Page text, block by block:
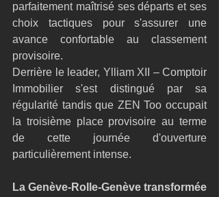
parfaitement maîtrisé ses départs et ses
choix tactiques pour s'assurer une
avance confortable au classement
provisoire.
Derrière le leader, Ylliam XII – Comptoir
Immobilier s'est distingué par sa
régularité tandis que ZEN Too occupait
la troisième place provisoire au terme
de cette journée d'ouverture
particulièrement intense.
La Genève-Rolle-Genève transformée